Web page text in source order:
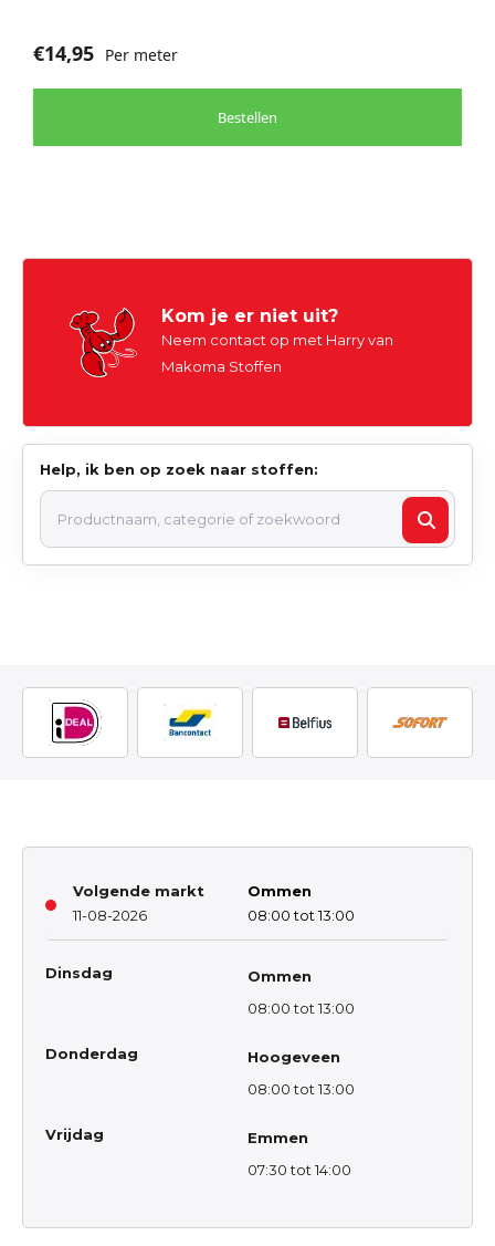
€14,95 Per meter
Bestellen
Kom je er niet uit?
Neem contact op met Harry van
Makoma Stoffen
Help, ik ben op zoek naar stoffen:
Volgende markt
11-08-2026
Ommen
08:00 tot 13:00
Dinsdag
Ommen
08:00 tot 13:00
Donderdag
Hoogeveen
08:00 tot 13:00
Vrijdag
Emmen
07:30 tot 14:00